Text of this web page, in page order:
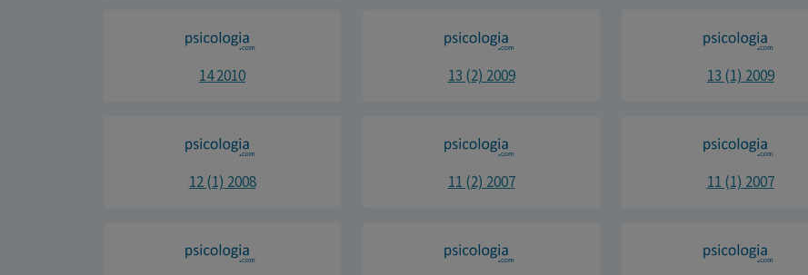
14 2010 13 (2) 2009 13 (1) 2009
12 (1) 2008 11 (2) 2007 11 (1) 2007